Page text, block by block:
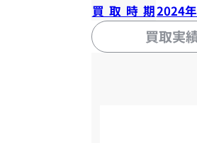
買取時期2024
買取実